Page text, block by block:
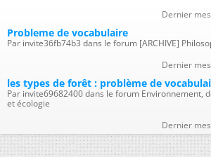
Dernier
Probleme de vocabulaire
Par invite36fb74b3 dans le forum [ARCHIVE]
Dernier
les types de forêt : problème de
Par invite69682400 dans le forum Environnement,
et écologie
Dernier